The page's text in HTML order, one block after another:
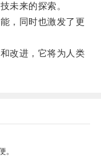
来的探索。
，同时也激发了更
改进，它将为人类
。